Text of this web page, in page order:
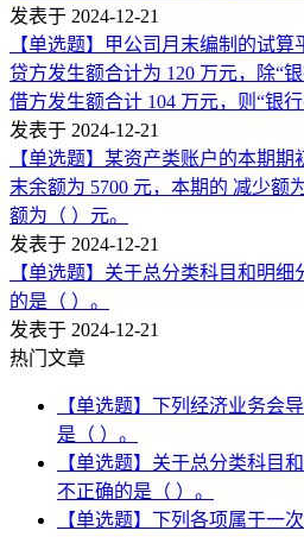
发表于 2024-12-21
【单选题】甲公司月末编制的试
贷方发生额合计为 120 万元，除“
借方发生额合计 104 万元，则“银行
发表于 2024-12-21
【单选题】某资产类账户的本期期
末余额为 5700 元，本期的 减少额
额为（ ）元。
发表于 2024-12-21
【单选题】关于总分类科目和明
的是（ ）。
发表于 2024-12-21
热门文章
【单选题】下列经济业务会
是（ ）。
【单选题】关于总分类科目
不正确的是（ ）。
【单选题】下列各项属于一